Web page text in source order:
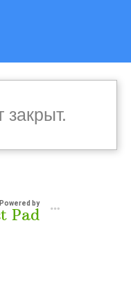
закрыт.
Powered by
Pad